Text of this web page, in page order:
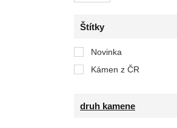
Štítky
Novinka
Kámen z ČR
druh kamene